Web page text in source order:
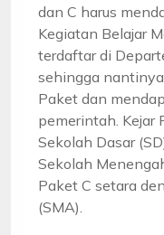
dan C harus
Kegiatan Belajar
terdaftar di
sehingga
Paket dan
pemerintah. Kejar
Sekolah Dasar
Sekolah
Paket C setara
(SMA).